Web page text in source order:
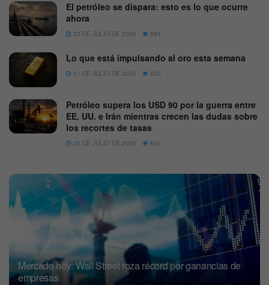
El petróleo se dispara: esto es lo que ocurre
ahora
22 DE JULIO DE 2026 594
Lo que está impulsando al oro esta semana
21 DE JULIO DE 2026 630
Petróleo supera los USD 90 por la guerra entre
EE. UU. e Irán mientras crecen las dudas sobre
los recortes de tasas
20 DE JULIO DE 2026 642
Mercado hoy: Wall Street roza récord por ganancias de
empresas